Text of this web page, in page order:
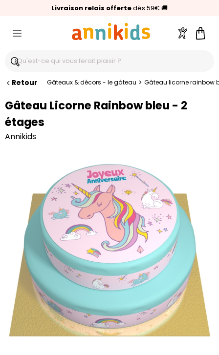
Livraison relais offertedès 59€ 🚚
🥇Palmarès Capital 2025 :Annikids N°1
⭐⭐⭐⭐⭐4,6/5(24 000 avis clients)
Compte
Retour Gâteaux & décors - le gâteau > Gâteau licorne rainbow
Gâteau Licorne Rainbow bleu - 2
étages
Annikids